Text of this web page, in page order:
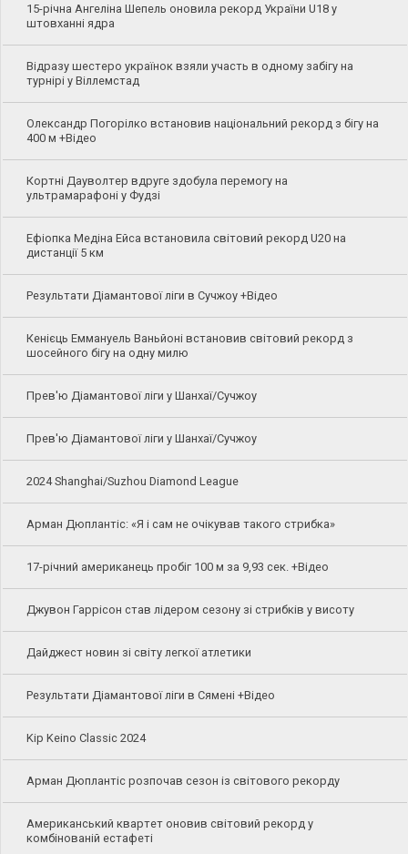
15-річна Ангеліна Шепель оновила рекорд України U18 у
штовханні ядра
Відразу шестеро українок взяли участь в одному забігу на
турнірі у Віллемстад
Олександр Погорілко встановив національний рекорд з бігу на
400 м +Відео
Кортні Дауволтер вдруге здобула перемогу на
ультрамарафоні у Фудзі
Ефіопка Медіна Ейса встановила світовий рекорд U20 на
дистанції 5 км
Результати Діамантової ліги в Сучжоу +Відео
Кенієць Еммануель Ваньйоні встановив світовий рекорд з
шосейного бігу на одну милю
Прев'ю Діамантової ліги у Шанхаї/Сучжоу
Прев'ю Діамантової ліги у Шанхаї/Сучжоу
2024 Shanghai/Suzhou Diamond League
Арман Дюплантіс: «Я і сам не очікував такого стрибка»
17-річний американець пробіг 100 м за 9,93 сек. +Відео
Джувон Гаррісон став лідером сезону зі стрибків у висоту
Дайджест новин зі світу легкої атлетики
Результати Діамантової ліги в Сямені +Відео
Kip Keino Classic 2024
Арман Дюплантіс розпочав сезон із світового рекорду
Американський квартет оновив світовий рекорд у
комбінованій естафеті